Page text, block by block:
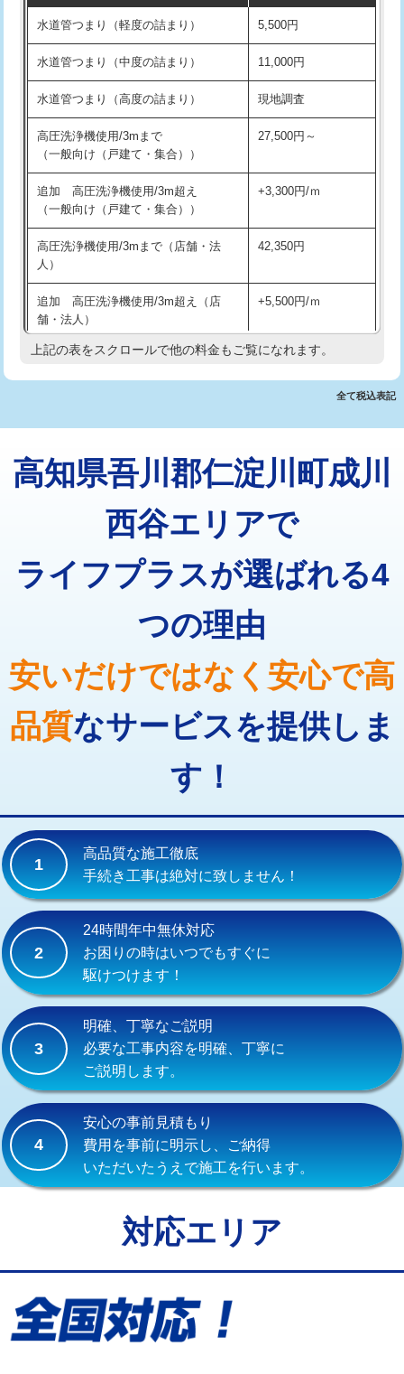
洗面台設置 38,500円
化粧台設置 22,000円
追加人工 16,500円
廃棄・処分 現場見積
※給水管工事は20mmまでの価格です。
交換・取付(排水栓・排水トラップ
22,000円+材料費
持込商品取付（混合水栓）
持込商品取付（浄水器・分岐水栓） 16,500円
業）
排水管工事（追加 排水管工事/3ｍ超
え）
マス交換（土の掘削・埋め戻し作業） 11,000円~
マス交換（深さ50㎝以上） 66,000円
コンクリート斫り（厚さ10㎝超え） 38,500円
モルタル補修（厚さ10㎝まで） 27,500円
16,500円
廃棄・処分 現場見積
水道管つまり（軽度の詰まり） 5,500円
水道管つまり（中度の詰まり） 11,000円
水道管つまり（高度の詰まり） 現地調査
高圧洗浄機使用/3mまで
（一般向け（戸建て・集合））
27,500円～
追加 高圧洗浄機使用/3m超え
（一般向け（戸建て・集合））
+3,300円/ｍ
高圧洗浄機使用/3mまで（店舗・法
人）
42,350円
追加 高圧洗浄機使用/3m超え（店
舗・法人）
+5,500円/ｍ
高度高圧洗浄換 現地調査
トーラー機使用/3mまで 33,000円
追加トーラー機使用/3m超え +3,300円
8,800円
止水・漏水調査・防水処理・清掃・修
11,000円
止水・漏水調査・防水処理・清掃・修
22,000円
止水・漏水調査・防水処理・清掃・修
理・調整・分解・加工など（重作業）
33,000円
その他部品の脱着 8,800円～
交換・取付(単水栓（壁付・デッキ
式）)
13,200円+材料費
交換・取付(混合水栓（壁付・デッキ
式・ワンホール）)
16,500円+材料費
交換・取付(排水栓・排水トラップ
（P/S/ポップアップ））
交換・取付（その他部品）
持込商品取付（単水栓）
持込商品取付（混合水栓） 16,500円
持込商品取付（浄水器・分岐水栓） 16,500円
給水管工事※（ホール加工)
給水管工事※（バンド止め) 3,300円
給水管工事※（保温材使用（バンド止
5,500円
給水管工事※（土の掘削・埋め戻し作
業)
上記の表をスクロールで他の料金もご覧になれます。
全て税込表記
高知県吾川郡仁淀川町成川
西谷エリアで
ライフプラスが選ばれる4
つの理由
安いだけではなく安心で高
品質なサービスを提供しま
す！
1
高品質な施工徹底
手続き工事は絶対に致しません！
2
24時間年中無休対応
お困りの時はいつでもすぐに
駆けつけます！
3
明確、丁寧なご説明
必要な工事内容を明確、丁寧に
ご説明します。
4
安心の事前見積もり
費用を事前に明示し、ご納得
いただいたうえで施工を行います。
対応エリア